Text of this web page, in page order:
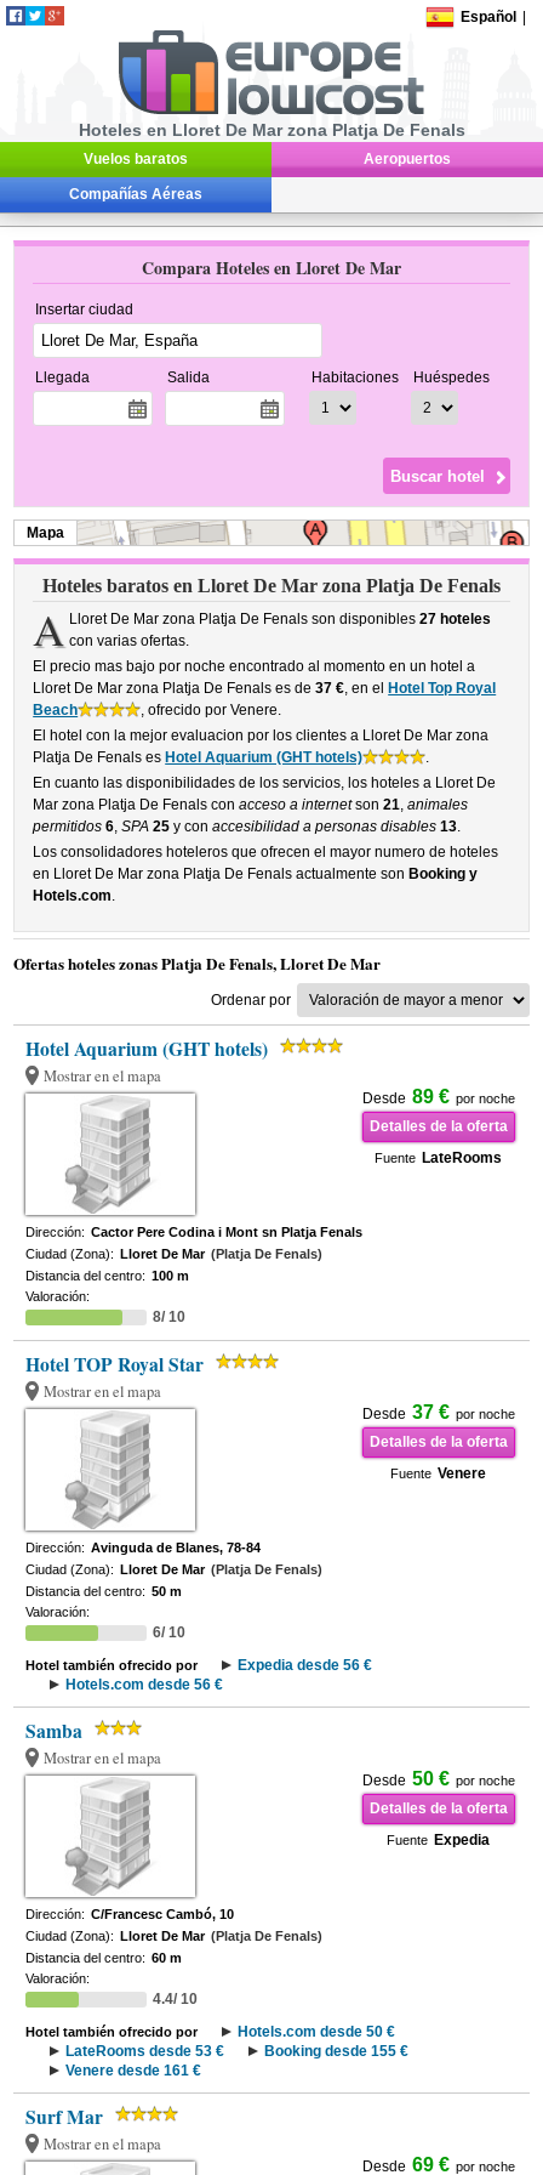
Español
Hoteles en Lloret De Mar zona Platja De Fenals
Vuelos baratos Aeropuertos
Compañías Aéreas
Compara Hoteles en Lloret De Mar
Insertar ciudad
Llegada Salida Habitaciones Huéspedes
Mapa
Hoteles baratos en Lloret De Mar zona Platja De Fenals
A Lloret De Mar zona Platja De Fenals son disponibles 27 hoteles
con varias ofertas.
El precio mas bajo por noche encontrado al momento en un hotel a
Lloret De Mar zona Platja De Fenals es de37 €, en el
Hotel Top Royal
Beach
, ofrecido por Venere.
El hotel con la mejor evaluacion por los clientes a Lloret De Mar zona
Platja De Fenals es Hotel Aquarium (GHT hotels)
.
En cuanto las disponibilidades de los servicios, los hoteles a Lloret De
Mar zona Platja De Fenals conacceso a internetson21,animales
permitidos 6,SPA 25 y conaccesibilidad a personas disables 13.
Los consolidadores hoteleros que ofrecen el mayor numero de hoteles
en Lloret De Mar zona Platja De Fenals actualmente son Booking y
Hotels.com.
Ofertas hoteles zonas Platja De Fenals, Lloret De Mar
Ordenar por
Hotel Aquarium (GHT hotels)
Mostrar en el mapa
Desde 89 € por noche
Detalles de la oferta
Fuente LateRooms
Dirección: Cactor Pere Codina i Mont sn Platja Fenals
Ciudad (Zona): Lloret De Mar (Platja De Fenals)
Distancia del centro: 100 m
Valoración:
8/ 10
Hotel TOP Royal Star
Mostrar en el mapa
Desde 37 € por noche
Detalles de la oferta
Fuente Venere
Dirección: Avinguda de Blanes, 78-84
Ciudad (Zona): Lloret De Mar (Platja De Fenals)
Distancia del centro: 50 m
Valoración:
6/ 10
Hotel también ofrecido por
Expedia desde 56 €
Hotels.com desde 56 €
Samba
Mostrar en el mapa
Desde 50 € por noche
Detalles de la oferta
Fuente Expedia
Dirección: C/Francesc Cambó, 10
Ciudad (Zona): Lloret De Mar (Platja De Fenals)
Distancia del centro: 60 m
Valoración:
4.4/ 10
Hotel también ofrecido por
Hotels.com desde 50 €
LateRooms desde 53 €
Booking desde 155 €
Venere desde 161 €
Surf Mar
Mostrar en el mapa
Desde 69 € por noche